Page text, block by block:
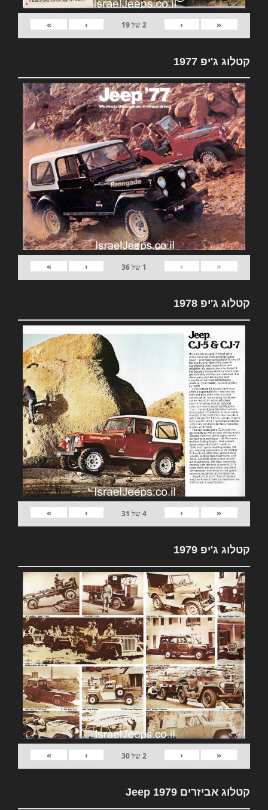
«
‹
2של19
›
»
קטלוג ג'יפ 1977
«
‹
1 של36
›
»
קטלוג ג'יפ 1978
«
‹
4של 31
›
»
קטלוג ג'יפ 1979
«
‹
2של30
›
»
קטלוג אביזרים 1979 Jeep